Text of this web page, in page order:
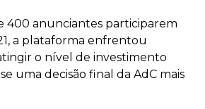
400 anunciantes participarem
a plataforma enfrentou
o nível de investimento
uma decisão final da AdC mais